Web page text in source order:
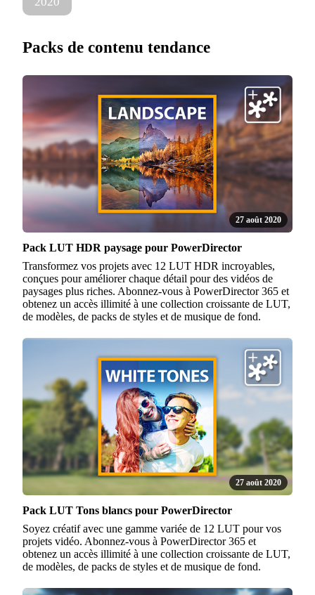
Packs de contenu tendance
27 août 2020
Pack LUT HDR paysage pour PowerDirector
Transformez vos projets avec 12 LUT HDR incroyables,
conçues pour améliorer chaque détail pour des vidéos de
paysages plus riches. Abonnez-vous à PowerDirector 365 et
obtenez un accès illimité à une collection croissante de LUT,
de modèles, de packs de styles et de musique de fond.
27 août 2020
Pack LUT Tons blancs pour PowerDirector
Soyez créatif avec une gamme variée de 12 LUT pour vos
projets vidéo. Abonnez-vous à PowerDirector 365 et
obtenez un accès illimité à une collection croissante de LUT,
de modèles, de packs de styles et de musique de fond.